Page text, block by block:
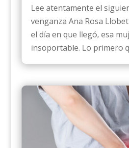
Lee atentamente el
venganza Ana Rosa
el día en que llegó, esa
insoportable. Lo primero